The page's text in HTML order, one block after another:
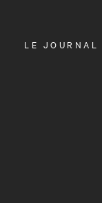
OUVRIR
LE JOURNAL